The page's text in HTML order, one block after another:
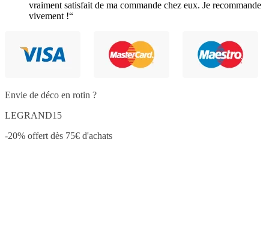
vraiment satisfait de ma commande chez eux. Je recommande
vivement !“
Envie de déco en rotin ?
LEGRAND15
-20% offert dès 75€ d'achats